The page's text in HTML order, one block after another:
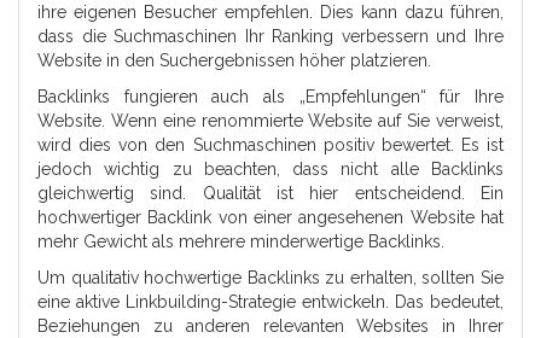
ihre eigenen Besucher empfehlen. Dies kann dazu führen,
dass die Suchmaschinen Ihr Ranking verbessern und Ihre
Website in den Suchergebnissen höher platzieren.
Backlinks fungieren auch als „Empfehlungen“ für Ihre
Website. Wenn eine renommierte Website auf Sie verweist,
wird dies von den Suchmaschinen positiv bewertet. Es ist
jedoch wichtig zu beachten, dass nicht alle Backlinks
gleichwertig sind. Qualität ist hier entscheidend. Ein
hochwertiger Backlink von einer angesehenen Website hat
mehr Gewicht als mehrere minderwertige Backlinks.
Um qualitativ hochwertige Backlinks zu erhalten, sollten Sie
eine aktive Linkbuilding-Strategie entwickeln. Das bedeutet,
Beziehungen zu anderen relevanten Websites in Ihrer